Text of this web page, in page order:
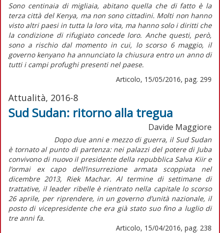
Sono centinaia di migliaia, abitano quella che di fatto è la
terza città del Kenya, ma non sono cittadini. Molti non hanno
visto altri paesi in tutta la loro vita, ma hanno solo i diritti che
la condizione di rifugiato concede loro. Anche questi, però,
sono a rischio dal momento in cui, lo scorso 6 maggio, il
governo kenyano ha annunciato la chiusura entro un anno di
tutti i campi profughi presenti nel paese.
Articolo, 15/05/2016, pag. 299
Attualità, 2016-8
Sud Sudan: ritorno alla tregua
Davide Maggiore
Dopo due anni e mezzo di guerra, il Sud Sudan
è tornato al punto di partenza: nei palazzi del potere di Juba
convivono di nuovo il presidente della repubblica Salva Kiir e
l’ormai ex capo dell’insurrezione armata scoppiata nel
dicembre 2013, Riek Machar. Al termine di settimane di
trattative, il leader ribelle è rientrato nella capitale lo scorso
26 aprile, per riprendere, in un governo d’unità nazionale, il
posto di vicepresidente che era già stato suo fino a luglio di
tre anni fa.
Articolo, 15/04/2016, pag. 238